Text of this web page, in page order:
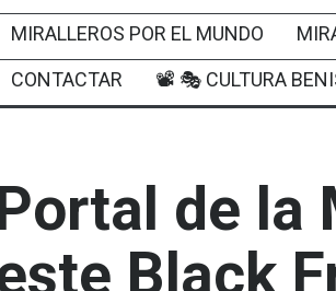
MIRALLEROS POR EL MUNDO
CONTACTAR
📽 🎭 CULTURA
de la
Black